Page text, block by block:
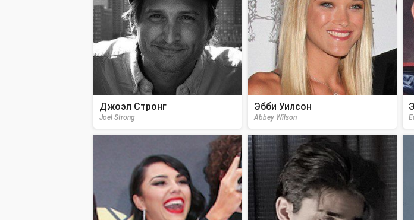
Джоэл Стронг
Joel Strong
Эбби Уилсон
Abbey Wilson